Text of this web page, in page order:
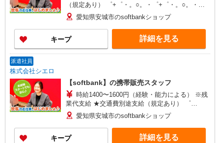
（規定あり） ゜+゜・。○。・゜+゜・。○。・゜
+゜ 入社祝い金10万円支給(規定有) お友達を紹介
頂くと, インセンティブ支給(規定有) ★月2回払
い・週払い可能（規程有）★ ゜・。○。・゜
+゜・。○。・゜+゜
愛知県安城市のsoftbankショップ
キープ 詳細を見る
派遣社員
株式会社シエロ
【softbank】の携帯販売スタッフ
時給1400〜1600円（経験・能力による） ※残
業代支給 ★交通費別途支給（規定あり） ゜
+゜・。○。・゜+゜・。○。・゜+゜ 入社祝い金10
万円支給(規定有) お友達を紹介頂くと, インセンテ
ィブ支給(規定有) ★月2回払い・週払い可能（規程
有）★ ゜・。○。・゜+゜・。○。・゜+゜
愛知県安城市のsoftbankショップ
キープ 詳細を見る